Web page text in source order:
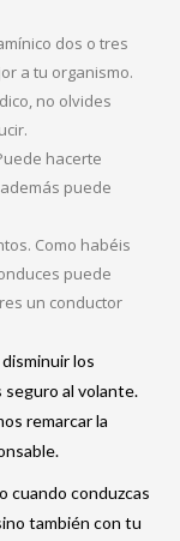
dos o tres
a tu organismo.
no olvides
hacerte
puede
Como habéis
puede
un conductor
los
seguro al volante.
remarcar la
cuando conduzcas
también con tu